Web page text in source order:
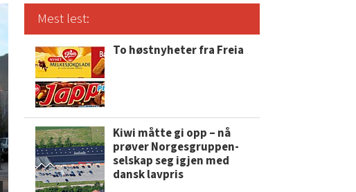
Mest lest:
To høstnyheter fra Freia
Kiwi måtte gi opp – nå
prøver Norgesgruppen-
selskap seg igjen med
dansk lavpris